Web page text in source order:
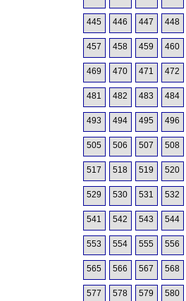
445 446 447 448
457 458 459 460
469 470 471 472
481 482 483 484
493 494 495 496
505 506 507 508
517 518 519 520
529 530 531 532
541 542 543 544
553 554 555 556
565 566 567 568
577 578 579 580